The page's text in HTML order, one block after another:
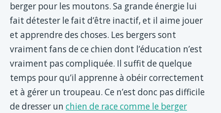
berger pour les moutons. Sa grande énergie lui
fait détester le fait d’être inactif, et il aime jouer
et apprendre des choses. Les bergers sont
vraiment fans de ce chien dont l’éducation n’est
vraiment pas compliquée. Il suffit de quelque
temps pour qu’il apprenne à obéir correctement
et à gérer un troupeau. Ce n’est donc pas difficile
de dresser un chien de race comme le berger